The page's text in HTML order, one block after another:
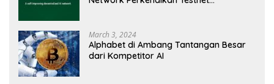
March 3, 2024
Alphabet di Ambang Tantangan Besar
dari Kompetitor AI